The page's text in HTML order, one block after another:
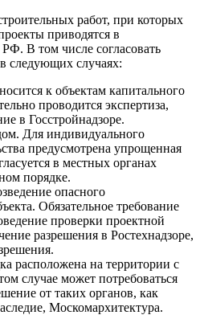
работ, при которых
приводятся в
В том числе согласовать
следующих случаях:
к объектам капитального
проводится экспертиза,
в Госстройнадзоре.
Для индивидуального
предусмотрена упрощенная
в местных органах
порядке.
опасного
Обязательное требование
проверки проектной
разрешения в Ростехнадзоре,
расположена на территории с
случае может потребоваться
от таких органов, как
Москомархитектура.